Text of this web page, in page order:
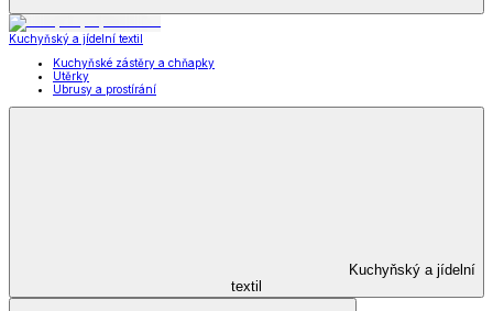
Kuchyňský a jídelní textil
Kuchyňské zástěry a chňapky
Utěrky
Ubrusy a prostírání
Kuchyňský a jídelní
textil